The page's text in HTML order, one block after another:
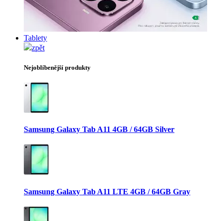
Tablety
zpět
Nejoblíbenější produkty
Samsung Galaxy Tab A11 4GB / 64GB Silver
Samsung Galaxy Tab A11 LTE 4GB / 64GB Gray